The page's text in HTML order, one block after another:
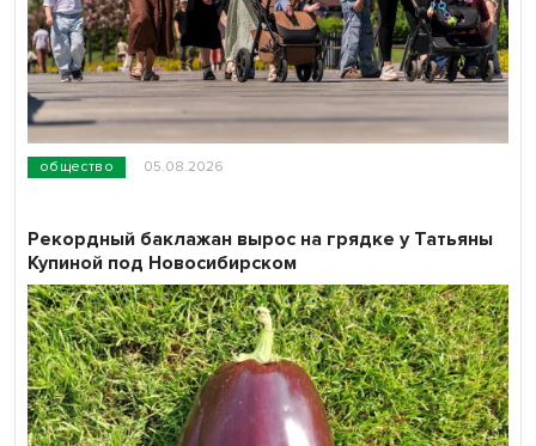
общество 05.08.2026
Рекордный баклажан вырос на грядке у Татьяны
Купиной под Новосибирском